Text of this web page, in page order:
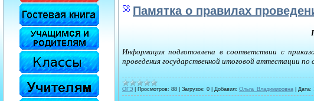
Памятка о правилах
Информация подготовлена в соответствии с
проведения государственной итоговой аттестации
ОГЭ Просмотров: 88 Загрузок: 0 Добавил: Ольга_Владимировна Дата: